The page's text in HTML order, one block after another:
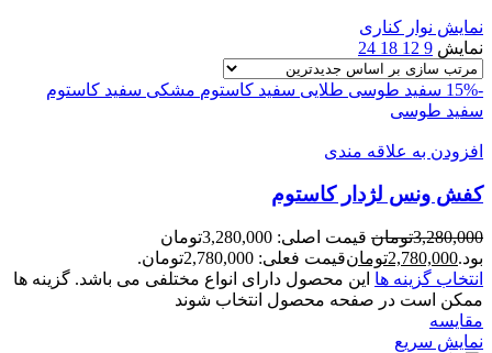
نمایش نوار کناری
نمایش 9
12
18
24
-15% سفید طوسی طلایی سفید کاستوم مشکی سفید کاستوم
سفید طوسی
افزودن به علاقه مندی
کفش ونس لژدار کاستوم
3,280,000تومان
قیمت اصلی: 3,280,000تومان
بود.2,780,000تومانقیمت فعلی: 2,780,000تومان.
انتخاب گزینه ها این محصول دارای انواع مختلفی می باشد. گزینه ها
ممکن است در صفحه محصول انتخاب شوند
مقايسه
نمایش سریع